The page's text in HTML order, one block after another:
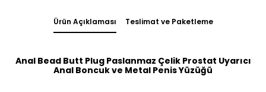
Ürün Açıklaması Teslimat ve Paketleme
Anal Bead Butt Plug Paslanmaz Çelik Prostat Uyarıcı
Anal Boncuk ve Metal Penis Yüzüğü